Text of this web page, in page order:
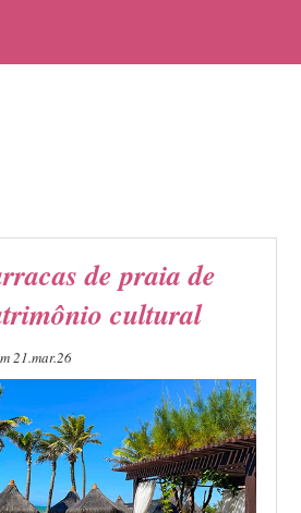
de praia de
cultural
21.mar.26